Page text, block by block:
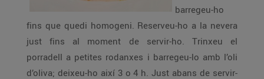
barregeu-ho
fins que quedi homogeni. Reserveu-ho a la nevera
just fins al moment de servir-ho. Trinxeu el
porradell a petites rodanxes i barregeu-lo amb l’oli
d’oliva; deixeu-ho així 3 o 4 h. Just abans de servir-